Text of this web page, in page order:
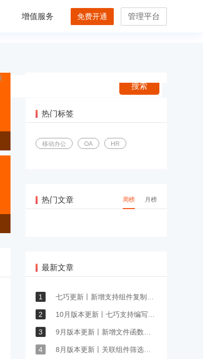
增值服务 免费开通 管理平台
搜索
热门标签
移动办公 OA HR
热门文章 周榜 月榜
最新文章
1 七巧更新丨新增支持组件复制能力，OCR集成功能扩展
2 10月版本更新丨七巧支持编写JS脚本事件，更多交互玩法等你来发现
3 9月版本更新丨新增文件函数库，低代码数据解析能力再突破
4 8月版本更新丨关联组件筛选、默认值脚本等功能拓展升级